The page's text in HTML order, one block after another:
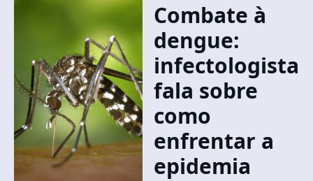
Combate à
dengue:
infectologista
fala sobre
como
enfrentar a
epidemia